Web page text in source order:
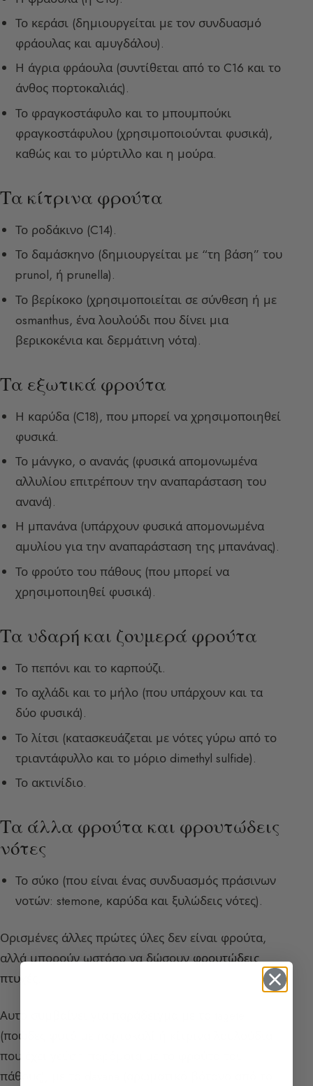
Το κεράσι (δημιουργείται με τον συνδυασμό
φράουλας και αμυγδάλου).
Η άγρια φράουλα (συντίθεται από το C16 και το
άνθος πορτοκαλιάς).
Το φραγκοστάφυλο και το μπουμπούκι
φραγκοστάφυλου (χρησιμοποιούνται φυσικά),
καθώς και το μύρτιλλο και η μούρα.
Τα κίτρινα φρούτα
Το ροδάκινο (C14).
Το δαμάσκηνο (δημιουργείται με “τη βάση” του
prunol, ή prunella).
Το βερίκοκο (χρησιμοποιείται σε σύνθεση ή με
osmanthus, ένα λουλούδι που δίνει μια
βερικοκένια και δερμάτινη νότα).
Τα εξωτικά φρούτα
Η καρύδα (C18), που μπορεί να χρησιμοποιηθεί
φυσικά.
Το μάνγκο, ο ανανάς (φυσικά απομονωμένα
αλλυλίου επιτρέπουν την αναπαράσταση του
ανανά).
Η μπανάνα (υπάρχουν φυσικά απομονωμένα
αμυλίου για την αναπαράσταση της μπανάνας).
Το φρούτο του πάθους (που μπορεί να
χρησιμοποιηθεί φυσικά).
Τα υδαρή και ζουμερά φρούτα
Το πεπόνι και το καρπούζι.
Το αχλάδι και το μήλο (που υπάρχουν και τα
δύο φυσικά).
Το λίτσι (κατασκευάζεται με νότες γύρω από το
τριαντάφυλλο και το μόριο dimethyl sulfide).
Το ακτινίδιο.
Τα άλλα φρούτα και φρουτώδεις
νότες
Το σύκο (που είναι ένας συνδυασμός πράσινων
νοτών: stemone, καρύδα και ξυλώδεις νότες).
Ορισμένες άλλες πρώτες ύλες δεν είναι φρούτα,
αλλά μπορούν ωστόσο να δώσουνφρουτώδεις
πτυχές
Αυτό συμβαίνει για παράδειγμα με το tagete
(ποώδες φυτό με πορτοκαλί ή κίτρινα λουλούδια
που έχει γεύση παρόμοια με το φρούτο του
πάθους), με το davana (αρωματικό βότανο από το